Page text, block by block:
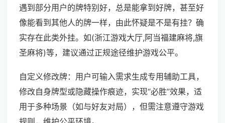
遇到部分用户的牌特别好，总是能拿到好牌，甚至好
像能看到其他人的牌一样，由此怀疑是不是有挂？确
实存在此类外挂。如(浙江游戏大厅,阿当福建麻将,旗
圣麻将)等，建议通过正规途径维护游戏公平。
自定义修改牌：用户可输入需求生成专用辅助工具，
修改自身牌型或隐藏操作痕迹，实现“必胜”效果，适
用于多种场景（如与好友对局），但需注意遵守游戏